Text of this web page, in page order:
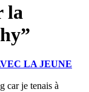
la
LA JEUNE
car je tenais à